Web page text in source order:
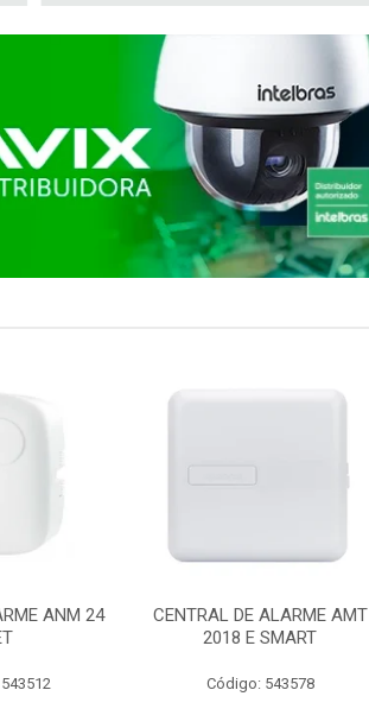
ANM 24
CENTRAL DE ALARME AMT
2018 E SMART
Código: 543578